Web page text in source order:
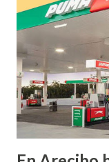
¡Enhorabuena que